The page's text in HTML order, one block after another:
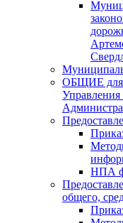
ОБЩИЕ для
НПА
общего,